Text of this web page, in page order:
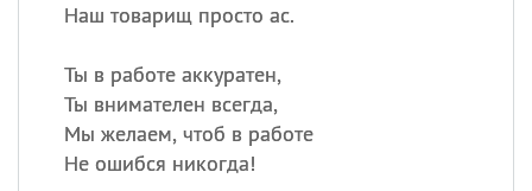
Наш товарищ просто ас.
Ты в работе аккуратен,
Ты внимателен всегда,
Мы желаем, чтоб в работе
Не ошибся никогда!